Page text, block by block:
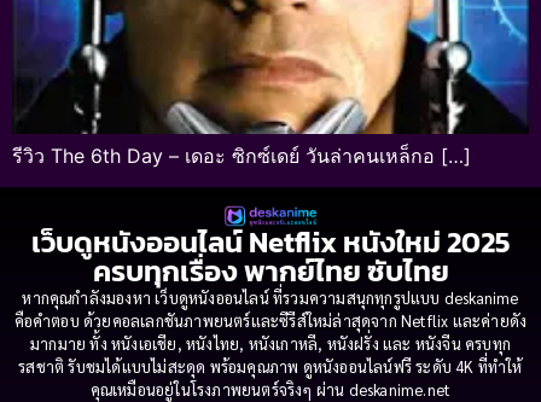
รีวิว The 6th Day – เดอะ ซิกซ์เดย์ วันล่าคนเหล็กอ […]
เว็บดูหนังออนไลน์ Netflix หนังใหม่ 2025
ครบทุกเรื่อง พากย์ไทย ซับไทย
หากคุณกำลังมองหา เว็บดูหนังออนไลน์ ที่รวมความสนุกทุกรูปแบบ deskanime
คือคำตอบ ด้วยคอลเลกชันภาพยนตร์และซีรีส์ใหม่ล่าสุดจาก Netflix และค่ายดัง
มากมาย ทั้ง หนังเอเชีย, หนังไทย, หนังเกาหลี, หนังฝรั่ง และ หนังจีน ครบทุก
รสชาติ รับชมได้แบบไม่สะดุด พร้อมคุณภาพ ดูหนังออนไลน์ฟรี ระดับ 4K ที่ทำให้
คุณเหมือนอยู่ในโรงภาพยนตร์จริงๆ ผ่าน deskanime.net